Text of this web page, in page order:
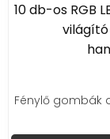
10 db-os RGB
világító
Fénylő gombák